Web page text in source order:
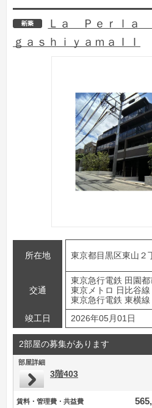
新築
Ｌａ Ｐｅｒｌａ
ｇａｓｈｉｙａｍａＩＩ
所在地 東京都目黒区東山２
交通
東京急行電鉄 田園
東京メトロ 日比谷
東京急行電鉄 東横
竣工日
2026年05月01日
2部屋の募集があります
部屋詳細
3階403
賃料・管理費・共益費